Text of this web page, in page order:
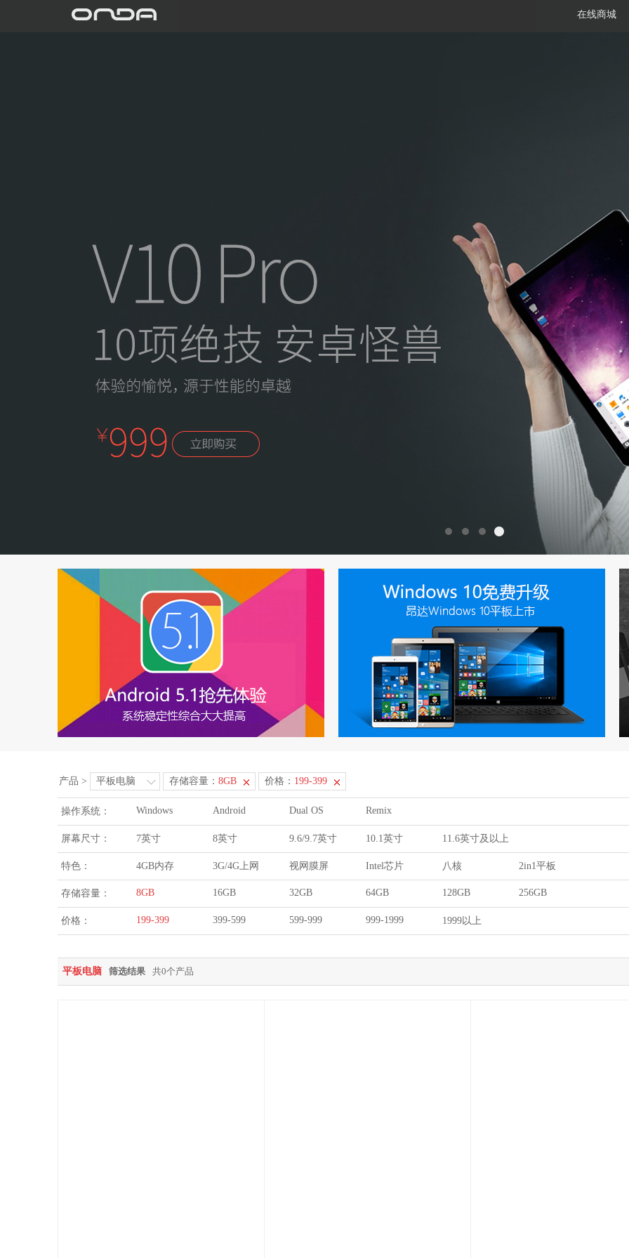
在线商城
产品 > 平板电脑 存储容量： 8GB 价格： 199-399
操作系统： Windows Android Dual OS Remix
屏幕尺寸： 7英寸 8英寸 9.6/9.7英寸 10.1英寸 11.6英寸及以上
特色： 4GB内存 3G/4G上网 视网膜屏 Intel芯片 八核 2in1平板
存储容量： 8GB 16GB 32GB 64GB 128GB 256GB
价格： 199-399 399-599 599-999 999-1999 1999以上
平板电脑 筛选结果 共0个产品